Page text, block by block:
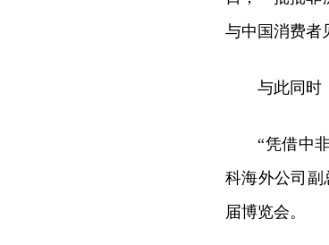
与中国消费者
与此同时
“凭借中
科海外公司副
届博览会。